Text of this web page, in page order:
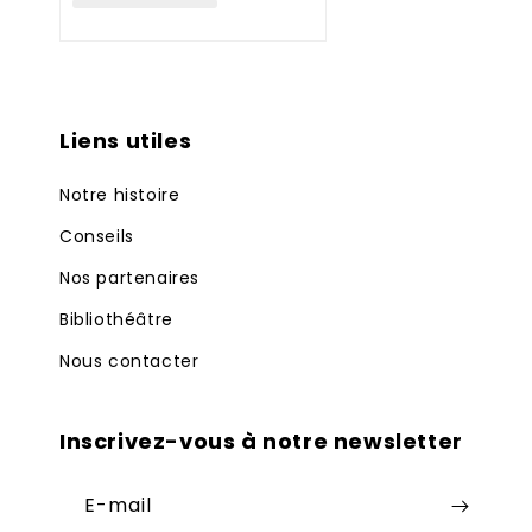
Liens utiles
Notre histoire
Conseils
Nos partenaires
Bibliothéâtre
Nous contacter
Inscrivez-vous à notre newsletter
E-mail